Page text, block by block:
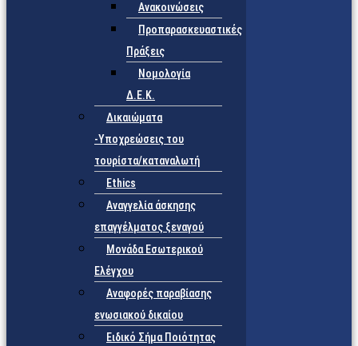
Ανακοινώσεις
Προπαρασκευαστικές
Πράξεις
Νομολογία
Δ.Ε.Κ.
Δικαιώματα
-Υποχρεώσεις του
τουρίστα/καταναλωτή
Ethics
Αναγγελία άσκησης
επαγγέλματος ξεναγού
Μονάδα Εσωτερικού
Ελέγχου
Αναφορές παραβίασης
ενωσιακού δικαίου
Ειδικό Σήμα Ποιότητας